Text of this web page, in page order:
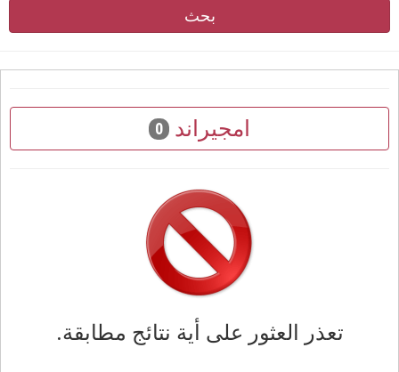
بحث
امجيراند 0
تعذر العثور على أية نتائج مطابقة.